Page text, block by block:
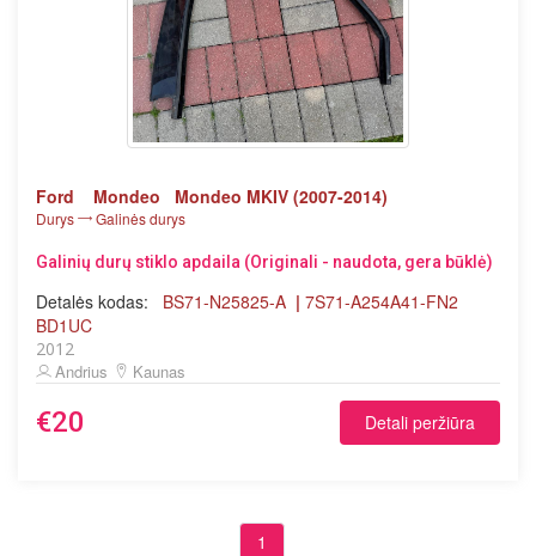
Ford Mondeo Mondeo MKIV (2007-2014)
Durys Galinės durys
Galinių durų stiklo apdaila (Originali - naudota, gera būklė)
Detalės kodas: BS71-N25825-A | 7S71-A254A41-FN2
BD1UC
2012
Andrius
Kaunas
€20 Detali peržiūra
1